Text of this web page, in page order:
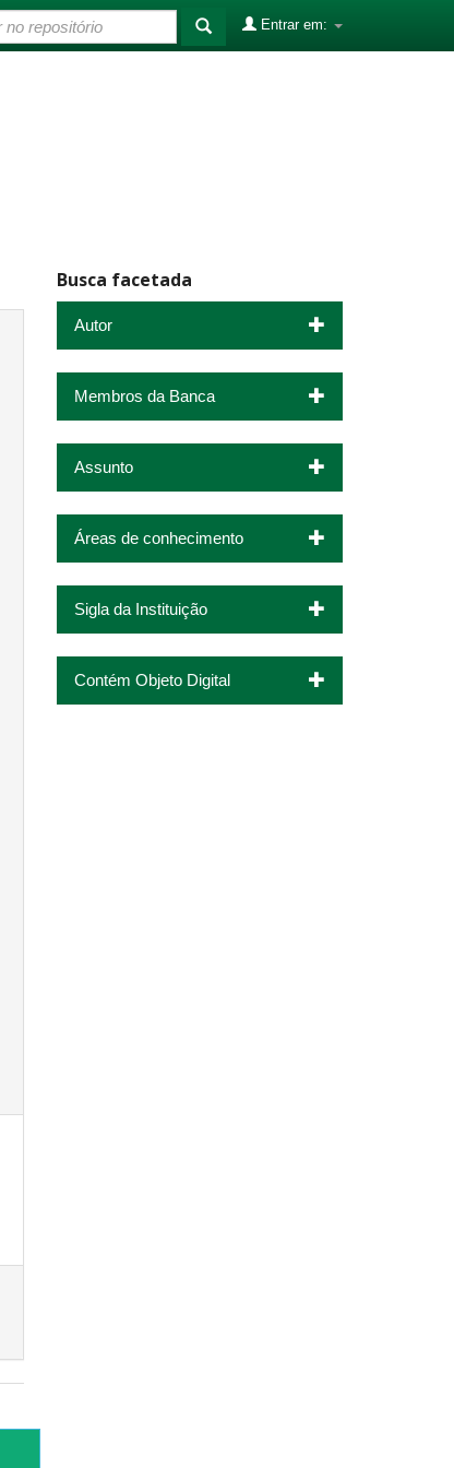
Entrar em:
Busca facetada
Autor
Membros da Banca
Assunto
Áreas de conhecimento
Sigla da Instituição
Contém Objeto Digital